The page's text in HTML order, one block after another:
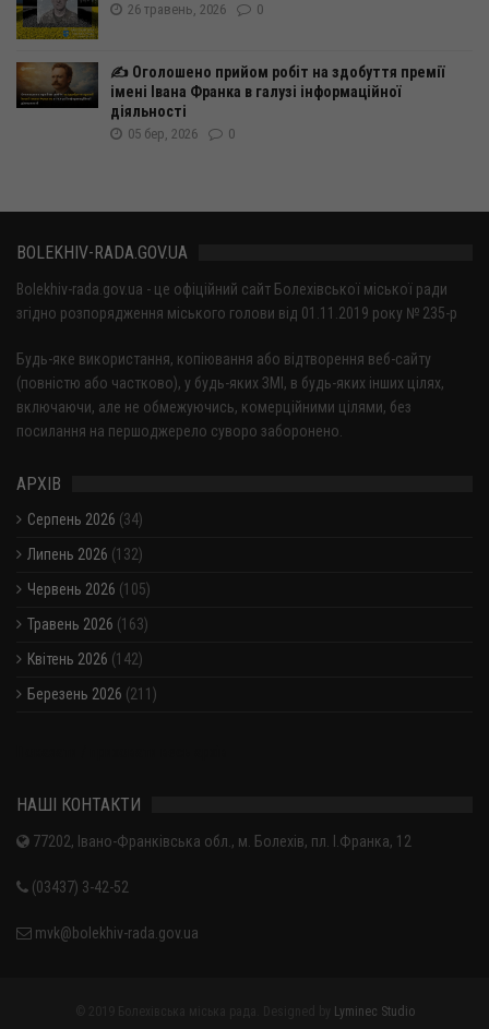
26 травень, 2026 0
✍️ Оголошено прийом робіт на здобуття премії
імені Івана Франка в галузі інформаційної
діяльності
05 бер, 2026 0
BOLEKHIV-RADA.GOV.UA
Bolekhiv-rada.gov.ua - це офіційний сайт Болехівської міської ради
згідно розпорядження міського голови від 01.11.2019 року № 235-р
Будь-яке використання, копіювання або відтворення веб-сайту
(повністю або частково), у будь-яких ЗМІ, в будь-яких інших цілях,
включаючи, але не обмежуючись, комерційними цілями, без
посилання на першоджерело суворо заборонено.
АРХІВ
Серпень 2026 (34)
Липень 2026 (132)
Червень 2026 (105)
Травень 2026 (163)
Квітень 2026 (142)
Березень 2026 (211)
НАШІ КОНТАКТИ
77202, Івано-Франківська обл., м. Болехів, пл. І.Франка, 12
(03437) 3-42-52
mvk@bolekhiv-rada.gov.ua
Lyminec Studio